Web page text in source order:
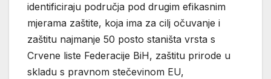
identificiraju područja pod drugim efikasnim
mjerama zaštite, koja ima za cilj očuvanje i
zaštitu najmanje 50 posto staništa vrsta s
Crvene liste Federacije BiH, zaštitu prirode u
skladu s pravnom stečevinom EU,